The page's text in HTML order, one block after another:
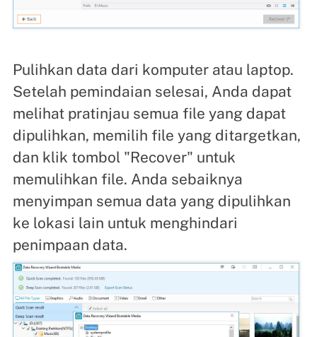
Pulihkan data dari komputer atau laptop.
Setelah pemindaian selesai, Anda dapat
melihat pratinjau semua file yang dapat
dipulihkan, memilih file yang ditargetkan,
dan klik tombol "Recover" untuk
memulihkan file. Anda sebaiknya
menyimpan semua data yang dipulihkan
ke lokasi lain untuk menghindari
penimpaan data.